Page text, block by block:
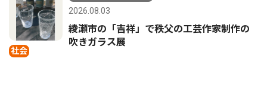
社会
2026.08.03
綾瀬市の「吉祥」で秩父の工芸作家制作の
吹きガラス展